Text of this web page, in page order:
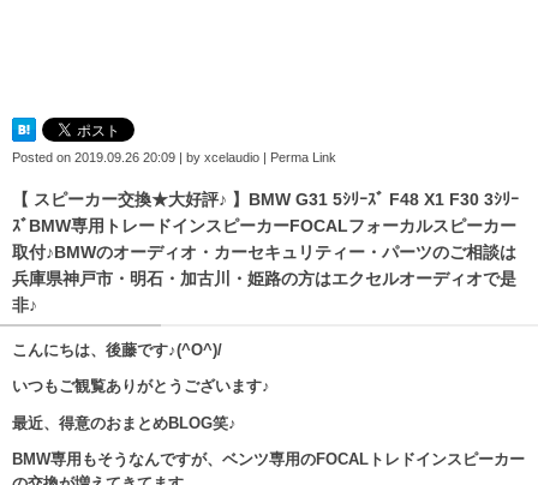
Posted on 2019.09.26 20:09 | by xcelaudio | Perma Link
【 スピーカー交換★大好評♪ 】BMW G31 5ｼﾘｰｽﾞ F48 X1 F30 3ｼﾘｰ
ｽﾞBMW専用トレードインスピーカーFOCALフォーカルスピーカー
取付♪BMWのオーディオ・カーセキュリティー・パーツのご相談は
兵庫県神戸市・明石・加古川・姫路の方はエクセルオーディオで是
非♪
こんにちは、後藤です♪(^O^)/
いつもご観覧ありがとうございます♪
最近、得意のおまとめBLOG笑♪
BMW専用もそうなんですが、ベンツ専用のFOCALトレドインスピーカー